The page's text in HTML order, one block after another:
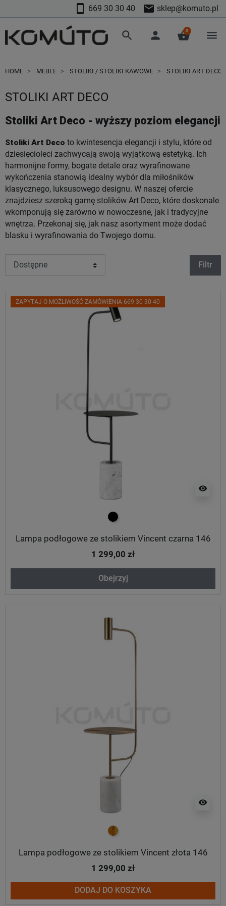
smartphone 669 30 30 40 mail sklep@komuto.pl
search person shopping_basket
0 menu
HOME MEBLE STOLIKI / STOLIKI KAWOWE STOLIKI ART DECO
STOLIKI ART DECO
Stoliki Art Deco - wyższy poziom elegancji
Stoliki Art Deco to kwintesencja elegancji i stylu, które od
dziesięcioleci zachwycają swoją wyjątkową estetyką. Ich
harmonijne formy, bogate detale oraz wyrafinowane
wykończenia stanowią idealny wybór dla miłośników
klasycznego, luksusowego designu. W naszej ofercie
znajdziesz szeroką gamę stolików Art Deco, które doskonale
wkomponują się zarówno w nowoczesne, jak i tradycyjne
wnętrza. Przekonaj się, jak nasz asortyment może dodać
blasku i wyrafinowania do Twojego domu.
Filtr
ZAPYTAJ O MOŻLIWOŚĆ ZAMÓWIENIA 669 30 30 40
visibility
czarny
Lampa podłogowe ze stolikiem Vincent czarna 146
1 299,00 zł
Obejrzyj
visibility
złoty
Lampa podłogowe ze stolikiem Vincent złota 146
1 299,00 zł
DODAJ DO KOSZYKA